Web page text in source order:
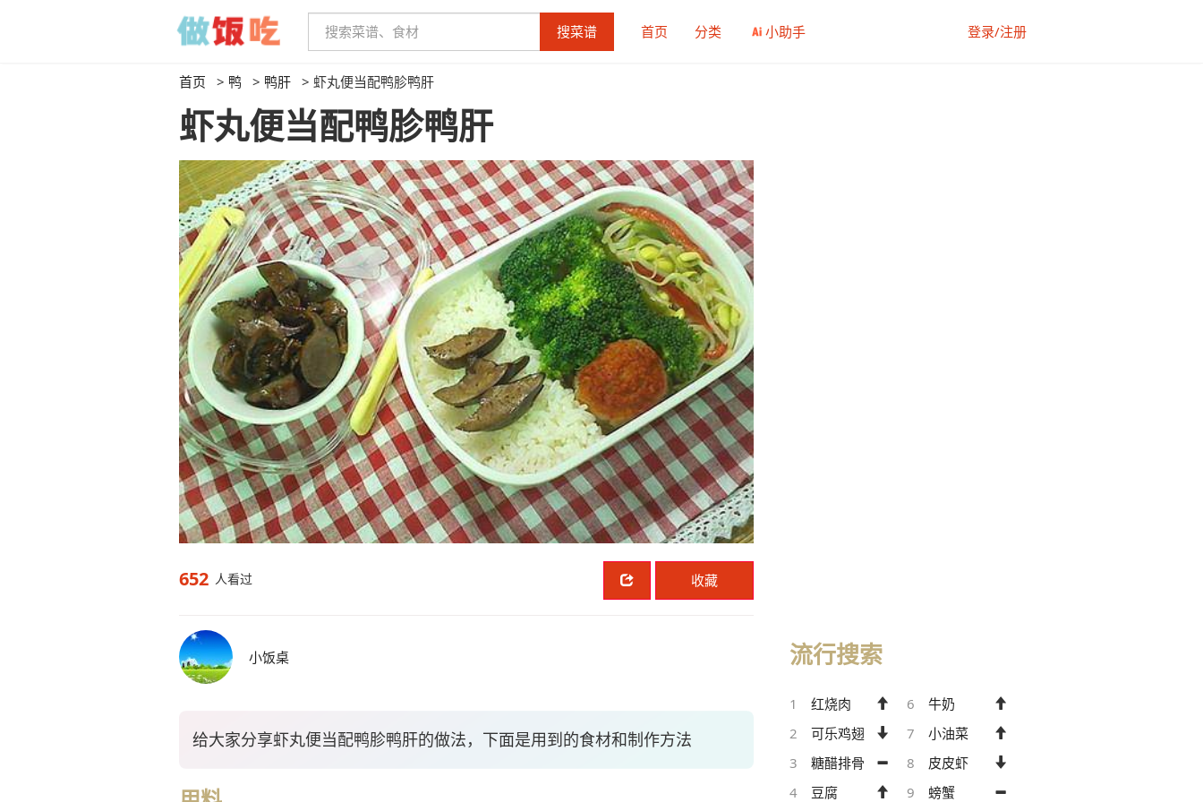
搜菜谱 首页 分类 小助手 登录/注册
首页 > 鸭 > 鸭肝> 虾丸便当配鸭胗鸭肝
虾丸便当配鸭胗鸭肝
652 人看过 收藏
小饭桌
给大家分享虾丸便当配鸭胗鸭肝的做法，下面是用到的食材和制作方法
流行搜索
1
红烧肉
2
可乐鸡翅
3
糖醋排骨
4
豆腐
6
牛奶
7
小油菜
8
皮皮虾
9
螃蟹